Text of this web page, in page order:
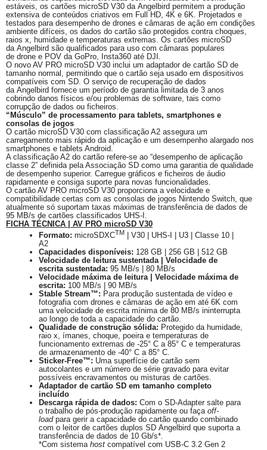
estáveis, os cartões microSD V30 da Angelbird permitem a produção
extensiva de conteúdos criativos em Full
HD, 4K e 6K. Projetados e
testados para desempenho de drones e câmaras de ação em condições
ambiente difíceis, os dados do cartão são protegidos contra choques,
raios x, humidade e temperaturas extremas. Os cartões microSD
da Angelbird são qualificados para uso com câmaras populares
de drone e POV da GoPro, Insta360 até DJI.
O novo AV PRO microSD V30 inclui um adaptador de cartão SD de
tamanho normal, permitindo que o cartão seja usado em dispositivos
compatíveis com SD. O serviço de recuperação de dados
da Angelbird fornece um período de garantia limitada de 3 anos
cobrindo danos físicos e/ou problemas de software, tais como
corrupção de dados ou ficheiros.
“Músculo” de processamento para tablets, smartphones e
consolas de jogos
O cartão microSD V30 com classificação A2 assegura um
carregamento mais rápido da aplicação e um desempenho alargado nos
smartphones e tablets Android.
A classificação A2 do cartão refere-se ao “desempenho de aplicação
classe 2” definida pela Associação SD como uma garantia de qualidade
de desempenho superior. Carregue gráficos e ficheiros de áudio
rapidamente e consiga suporte para novas funcionalidades.
O cartão AV PRO microSD V30 proporciona a velocidade e
compatibilidade certas com as consolas de jogos Nintendo Switch, que
atualmente só suportam taxas máximas de transferência de dados de
95 MB/s de cartões classificados UHS-I.
FICHA TÉCNICA | AV PRO microSD V30
Formato: microSDXCTM
| V30 | UHS-I | U3 | Classe 10 |
A2
Capacidades disponíveis: 128 GB | 256 GB | 512 GB
Velocidade de leitura sustentada | Velocidade de
escrita sustentada: 95 MB/s | 80 MB/s
Velocidade máxima de leitura | Velocidade máxima de
escrita: 100 MB/s | 90 MB/s
Stable Stream™: Para produção sustentada de vídeo e
fotografia com drones e câmaras de ação em até 6K com
uma velocidade de escrita mínima de 80 MB/s ininterrupta
ao longo de toda a capacidade do cartão.
Qualidade de construção sólida: Protegido da humidade,
raio x, ímanes, choque, poeira e temperaturas de
funcionamento extremas de -25° C a 85° C e temperaturas
de armazenamento de -40° C a 85° C.
Sticker-Free™: Uma superfície de cartão sem
autocolantes e um número de série gravado para evitar
possíveis encravamentos ou misturas de cartões.
Adaptador de cartão SD em tamanho completo
incluído
Descarga rápida de dados: Com o SD-Adapter salte para
o trabalho de pós-produção rapidamente ou faça off-
loadpara gerir a capacidade do cartão quando combinado
com o leitor de cartões duplos SD Angelbird que suporta a
transferência de dados de 10 Gb/s*.
*Com sistema host compatível com USB-C 3.2 Gen 2